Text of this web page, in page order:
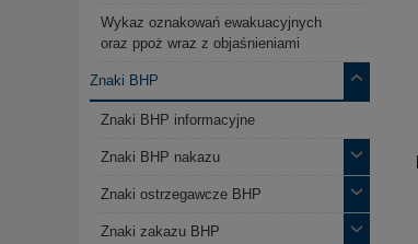
Wykaz oznakowań ewakuacyjnych
oraz ppoż wraz z objaśnieniami
Znaki BHP
Znaki BHP informacyjne
Znaki BHP nakazu
Znaki ostrzegawcze BHP
Znaki zakazu BHP